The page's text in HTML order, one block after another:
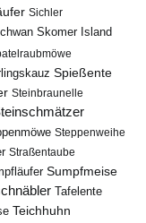
Sichler
Skomer Island
Spießente
Steinbraunelle
Steppenweihe
Straßentaube
Sumpfmeise
Tafelente
Teichhuhn